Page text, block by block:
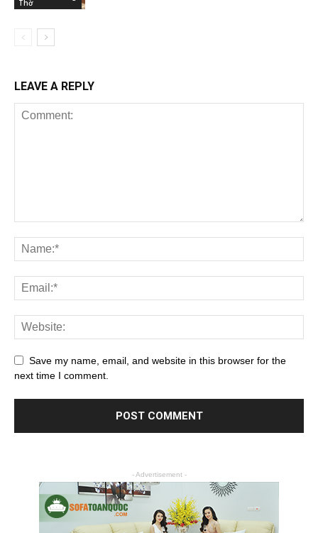
Thờ
LEAVE A REPLY
Save my name, email, and website in this browser for the
next time I comment.
- Advertisement -